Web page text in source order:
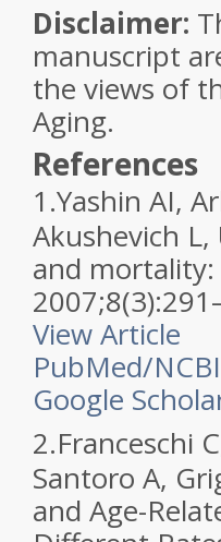
Disclaimer:
manuscript
the views of
Aging.
References
1.Yashin AI,
Akushevich
and
View Article
PubMed/NCBI
Google
2.Franceschi
Santoro A,
and Age-